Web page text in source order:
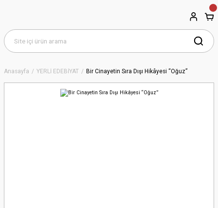
Anasayfa YERLİ EDEBİYAT Bir Cinayetin Sıra Dışı Hikâyesi “Oğuz”